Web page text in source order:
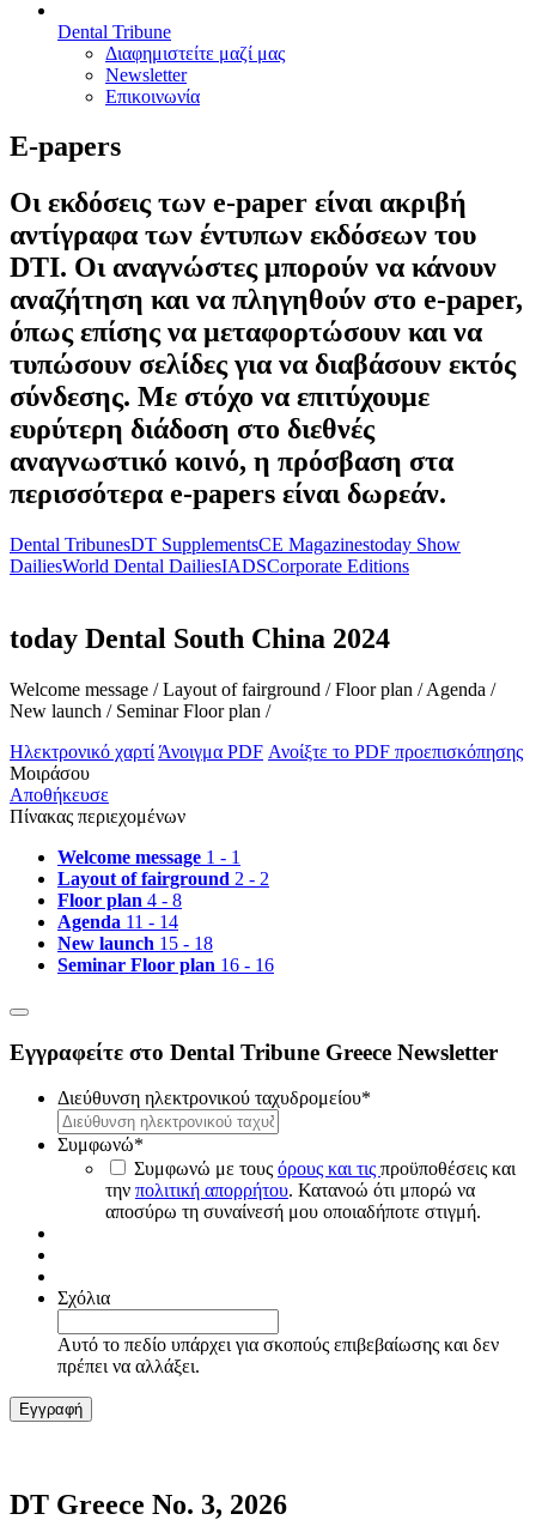
Dental Tribune
Διαφημιστείτε μαζί μας
Newsletter
Επικοινωνία
E-papers
Οι εκδόσεις των e-paper είναι ακριβή
αντίγραφα των έντυπων εκδόσεων του
DTI. Οι αναγνώστες μπορούν να κάνουν
αναζήτηση και να πληγηθούν στο e-paper,
όπως επίσης να μεταφορτώσουν και να
τυπώσουν σελίδες για να διαβάσουν εκτός
σύνδεσης. Με στόχο να επιτύχουμε
ευρύτερη διάδοση στο διεθνές
αναγνωστικό κοινό, η πρόσβαση στα
περισσότερα e-papers είναι δωρεάν.
Dental TribunesDT SupplementsCE Magazinestoday Show
DailiesWorld Dental DailiesIADSCorporate Editions
today Dental South China 2024
Welcome message /Layout of fairground /Floor plan /Agenda /
New launch / Seminar Floor plan /
Ηλεκτρονικό χαρτί Άνοιγμα PDF Ανοίξτε το PDF προεπισκόπησης
Μοιράσου
Αποθήκευσε
Πίνακας περιεχομένων
Welcome message 1 - 1
Layout of fairground 2 - 2
Floor plan 4 - 8
Agenda 11 - 14
New launch 15 - 18
Seminar Floor plan 16 - 16
Εγγραφείτε στο Dental Tribune Greece Newsletter
Διεύθυνση ηλεκτρονικού ταχυδρομείου*
Συμφωνώ*
Συμφωνώ με τους όρους και τις προϋποθέσεις και
την πολιτική απορρήτου. Κατανοώ ότι μπορώ να
αποσύρω τη συναίνεσή μου οποιαδήποτε στιγμή.
Σχόλια
Αυτό το πεδίο υπάρχει για σκοπούς επιβεβαίωσης και δεν
πρέπει να αλλάξει.
DT Greece No. 3, 2026